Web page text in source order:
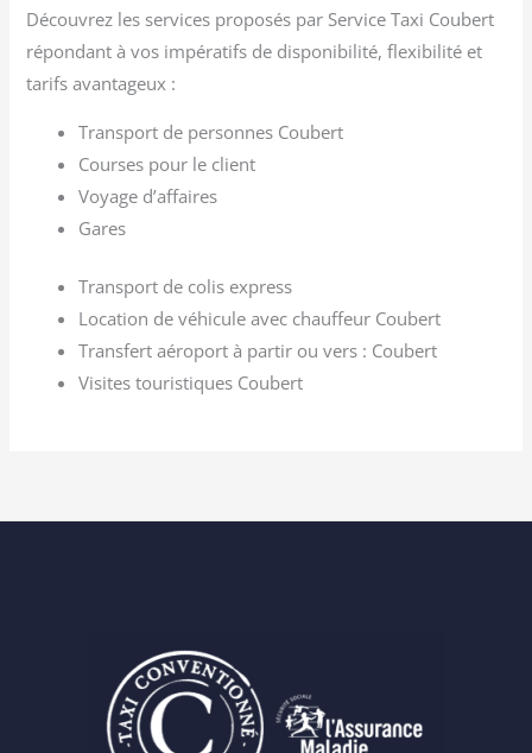
Découvrez les services proposés par Service Taxi Coubert
répondant à vos impératifs de disponibilité, flexibilité et
tarifs avantageux :
Transport de personnes Coubert
Courses pour le client
Voyage d’affaires
Gares
Transport de colis express
Location de véhicule avec chauffeur Coubert
Transfert aéroport à partir ou vers : Coubert
Visites touristiques Coubert